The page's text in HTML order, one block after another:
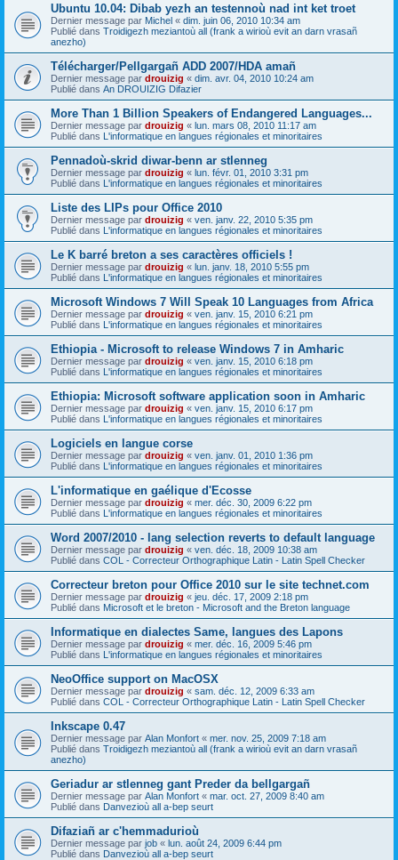
Ubuntu 10.04: Dibab yezh an testennoù nad int ket troet
Dernier message par Michel « dim. juin 06, 2010 10:34 am
Publié dans Troidigezh meziantoù all (frank a wirioù evit an darn vrasañ
anezho)
Télécharger/Pellgargañ ADD 2007/HDA amañ
Dernier message par drouizig « dim. avr. 04, 2010 10:24 am
Publié dans An DROUIZIG Difazier
More Than 1 Billion Speakers of Endangered Languages...
Dernier message par drouizig « lun. mars 08, 2010 11:17 am
Publié dans L'informatique en langues régionales et minoritaires
Pennadoù-skrid diwar-benn ar stlenneg
Dernier message par drouizig « lun. févr. 01, 2010 3:31 pm
Publié dans L'informatique en langues régionales et minoritaires
Liste des LIPs pour Office 2010
Dernier message par drouizig « ven. janv. 22, 2010 5:35 pm
Publié dans L'informatique en langues régionales et minoritaires
Le K barré breton a ses caractères officiels !
Dernier message par drouizig « lun. janv. 18, 2010 5:55 pm
Publié dans L'informatique en langues régionales et minoritaires
Microsoft Windows 7 Will Speak 10 Languages from Africa
Dernier message par drouizig « ven. janv. 15, 2010 6:21 pm
Publié dans L'informatique en langues régionales et minoritaires
Ethiopia - Microsoft to release Windows 7 in Amharic
Dernier message par drouizig « ven. janv. 15, 2010 6:18 pm
Publié dans L'informatique en langues régionales et minoritaires
Ethiopia: Microsoft software application soon in Amharic
Dernier message par drouizig « ven. janv. 15, 2010 6:17 pm
Publié dans L'informatique en langues régionales et minoritaires
Logiciels en langue corse
Dernier message par drouizig « ven. janv. 01, 2010 1:36 pm
Publié dans L'informatique en langues régionales et minoritaires
L'informatique en gaélique d'Ecosse
Dernier message par drouizig « mer. déc. 30, 2009 6:22 pm
Publié dans L'informatique en langues régionales et minoritaires
Word 2007/2010 - lang selection reverts to default language
Dernier message par drouizig « ven. déc. 18, 2009 10:38 am
Publié dans COL - Correcteur Orthographique Latin - Latin Spell Checker
Correcteur breton pour Office 2010 sur le site technet.com
Dernier message par drouizig « jeu. déc. 17, 2009 2:18 pm
Publié dans Microsoft et le breton - Microsoft and the Breton language
Informatique en dialectes Same, langues des Lapons
Dernier message par drouizig « mer. déc. 16, 2009 5:46 pm
Publié dans L'informatique en langues régionales et minoritaires
NeoOffice support on MacOSX
Dernier message par drouizig « sam. déc. 12, 2009 6:33 am
Publié dans COL - Correcteur Orthographique Latin - Latin Spell Checker
Inkscape 0.47
Dernier message par Alan Monfort « mer. nov. 25, 2009 7:18 am
Publié dans Troidigezh meziantoù all (frank a wirioù evit an darn vrasañ
anezho)
Geriadur ar stlenneg gant Preder da bellgargañ
Dernier message par Alan Monfort « mar. oct. 27, 2009 8:40 am
Publié dans Danvezioù all a-bep seurt
Difaziañ ar c'hemmadurioù
Dernier message par job « lun. août 24, 2009 6:44 pm
Publié dans Danvezioù all a-bep seurt